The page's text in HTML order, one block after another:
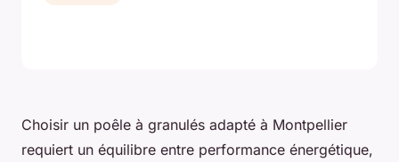
Choisir un poêle à granulés adapté à Montpellier
requiert un équilibre entre performance énergétique,